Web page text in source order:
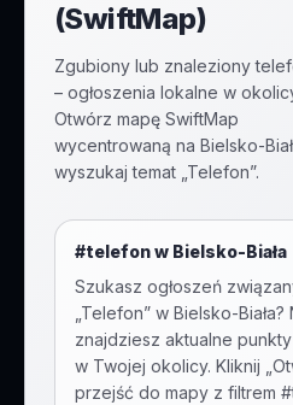
(SwiftMap)
Zgubiony lub znaleziony
– ogłoszenia lokalne w
Otwórz mapę SwiftMap
wycentrowaną na Bielsko-
wyszukaj temat „Telefon”.
#telefonw Bielsko-Biała
Szukasz ogłoszeń
Telefon” w Bielsko-Biała?
znajdziesz aktualne
w Twojej okolicy. Kliknij
przejść do mapy z filtrem #